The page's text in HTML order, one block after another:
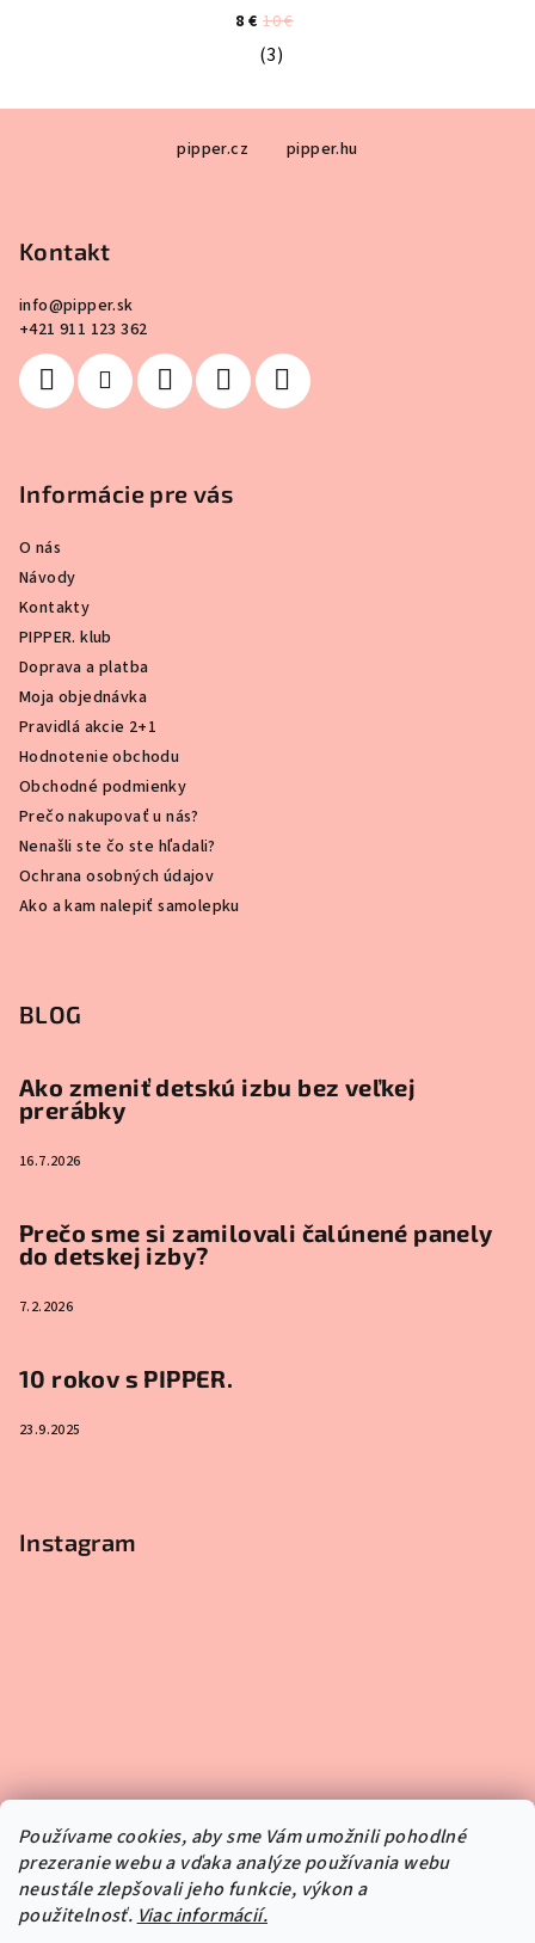
Používame cookies, aby sme Vám umožnili pohodlné
prezeranie webu a vďaka analýze používania webu
neustále zlepšovali jeho funkcie, výkon a
použitelnosť. Viac informácií.
8 € 10 €
Priemerné hodnotenie produktu
(3)
pipper.cz pipper.hu
Kontakt
info@pipper.sk
+421 911 123 362
Informácie pre vás
O nás
Návody
Kontakty
PIPPER. klub
Doprava a platba
Moja objednávka
Pravidlá akcie 2+1
Hodnotenie obchodu
Obchodné podmienky
Prečo nakupovať u nás?
Nenašli ste čo ste hľadali?
Ochrana osobných údajov
Ako a kam nalepiť samolepku
BLOG
Ako zmeniť detskú izbu bez veľkej
prerábky
16.7.2026
Prečo sme si zamilovali čalúnené panely
do detskej izby?
7.2.2026
10 rokov s PIPPER.
23.9.2025
Instagram